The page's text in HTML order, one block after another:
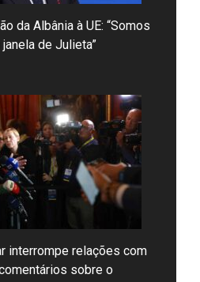
da Albânia à UE: “Somos
de Julieta”
interrompe relações com
sobre o